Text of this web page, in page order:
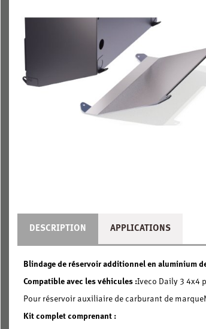
DESCRIPTION APPLICATIONS
Blindage de réservoir additionnel en aluminium
Compatible avec les véhicules :Iveco Daily 3 4x4
Pour réservoir auxiliaire de carburant de
Kit complet comprenant :